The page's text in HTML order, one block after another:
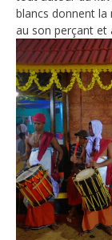
blancs donnent la
au son perçant et